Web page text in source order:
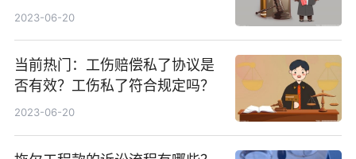
2023-06-20
当前热门：工伤赔偿私了协议是
否有效？工伤私了符合规定吗？
2023-06-20